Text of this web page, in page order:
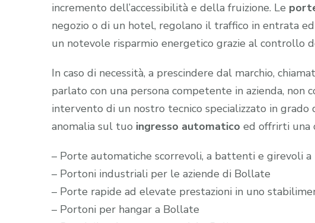
incremento dell’accessibilità e della fruizione. Le
negozio o di un hotel, regolano il traffico in entrata
un notevole risparmio energetico grazie al controllo
In caso di necessità, a prescindere dal marchio,
parlato con una persona competente in azienda, non
intervento di un nostro tecnico specializzato in
anomalia sul tuo ingresso automatico ed offrirti una
– Porte automatiche scorrevoli, a battenti e girevoli
– Portoni industriali per le aziende di Bollate
– Porte rapide ad elevate prestazioni in uno
– Portoni per hangar a Bollate